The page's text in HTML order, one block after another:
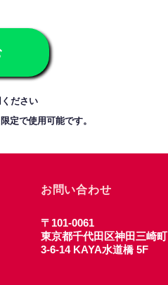
ださい
定で使用可能です。
お問い合わせ
〒101-0061
東京都千代田区神田三崎町
3-6-14 KAYA水道橋 5F